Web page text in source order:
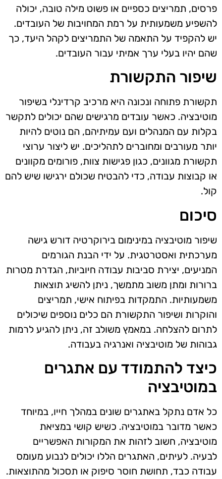
פרסים, תמריצים כספיים או פשוט מילה טובה, יכולה
להשפיע משמעותית על רמת המחויבות של העובדים.
יש להקפיד על התאמה של התמריצים לקהל היעד, כך
שהם יהיו בעלי ערך אמיתי עבור העובדים.
שיפור התקשורת
תקשורת פתוחה ונכונה היא מרכיב קרדינלי בשיפור
מוטיבציה. כאשר עובדים מרגישים שהם יכולים לתקשר
בקלות עם המנהלים ועם עמיתיהם, הם נוטים להיות
יותר מעורבים ומחוברים לתהליכים. יש ליצור ערוצי
תקשורת מגוונים, כגון פגישות צוות, פורומים מקוונים
או קבוצות עבודה, כדי להבטיח שכולם ירגישו שיש להם
קול.
סיכום
שיפור מוטיבציה במינימום בירוקרטיה דורש גישה
מערכתית ואסטרטגית. על ידי הבנת הגורמים
המניעים, יצירת סביבות עבודה חיוביות, הגדרת מטרות
ברורות ומתן משוב מתמשך, ניתן להשיג תוצאות
משמעותיות. התמקדות בפיתוח אישי, תמריצים
והוקרות ושיפור התקשורת הם כלים נוספים שיכולים
לתרום להצלחה. במאמץ משולב זה, ניתן להגיע לרמות
גבוהות של מוטיבציה ואנרגיה בעבודה.
כיצד להתמודד עם אתגרים
במוטיבציה
כל אדם נתקל באתגרים שונים במהלך חייו, במיוחד
כאשר מדובר במוטיבציה. כשיש קושי במציאת
מוטיבציה, חשוב לזהות את המקורות האפשריים
לבעיה. לעיתים, האתגרים הללו יכולים לנבוע מעומס
עבודה כבד, תחושת חוסר סיפוק או תסכול מהתוצאות.